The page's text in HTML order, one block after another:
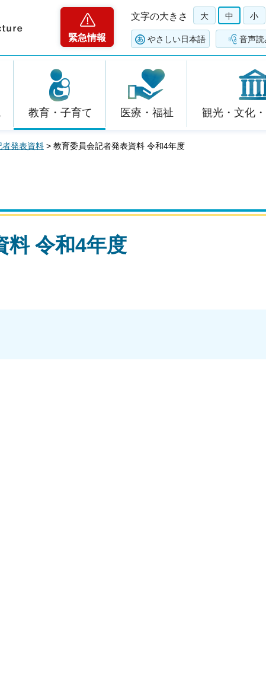
緊急情報
文字の大きさ 大 中 小
やさしい日本語 音声
教育・子育て 医療・福祉 観光・文化
者発表資料 > 教育委員会記者発表資料 令和4年度
料 令和4年度